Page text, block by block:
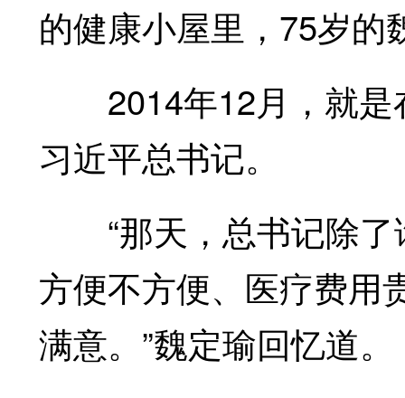
的健康小屋里，75岁的
2014年12月，就是
习近平总书记。
“那天，总书记除了
方便不方便、医疗费用
满意。”魏定瑜回忆道。